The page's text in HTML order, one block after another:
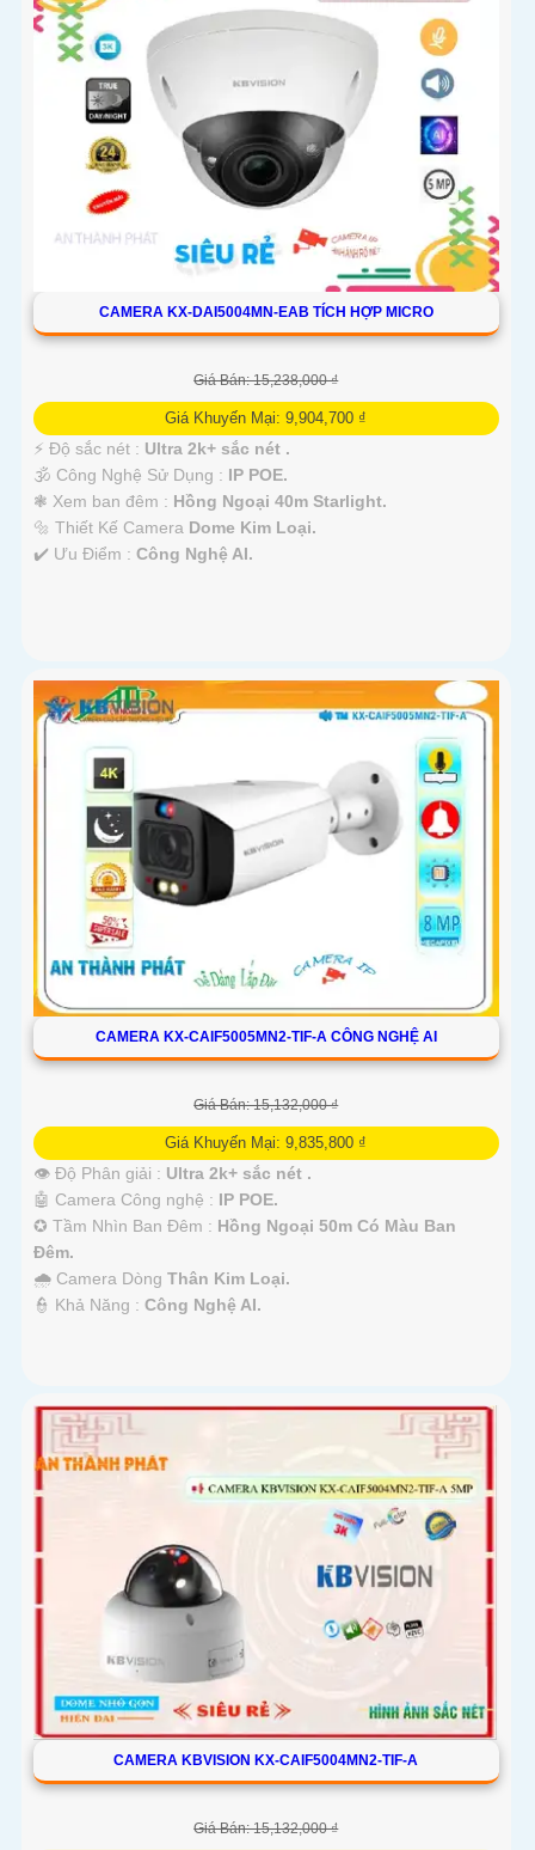
CAMERA KX-DAI5004MN-EAB TÍCH HỢP MICRO
Giá Bán: 15,238,000 ₫
Giá Khuyến Mại: 9,904,700 ₫
️⚡ Độ sắc nét : Ultra 2k+ sắc nét .
🕉️ Công Nghệ Sử Dụng : IP POE.
❃ Xem ban đêm : Hồng Ngoại 40m Starlight.
🔩 Thiết Kế Camera Dome Kim Loại.
️✔️ Ưu Điểm : Công Nghệ AI.
CAMERA KX-CAIF5005MN2-TIF-A CÔNG NGHỆ AI
Giá Bán: 15,132,000 ₫
Giá Khuyến Mại: 9,835,800 ₫
👁 Độ Phân giải : Ultra 2k+ sắc nét .
🤖️ Camera Công nghệ : IP POE.
✪ Tầm Nhìn Ban Đêm : Hồng Ngoại 50m Có Màu Ban
Đêm.
🌧️ Camera Dòng Thân Kim Loại.
️👮 Khả Năng : Công Nghệ AI.
CAMERA KBVISION KX-CAIF5004MN2-TIF-A
Giá Bán: 15,132,000 ₫